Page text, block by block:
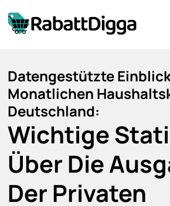
Datengestützte
Monatlichen
Deutschland:
Wichtige
Über Die
Der Privaten